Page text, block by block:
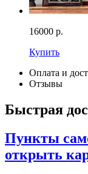
16000 р.
Купить
Оплата и
Отзывы
Быстрая
Пункты
открыть